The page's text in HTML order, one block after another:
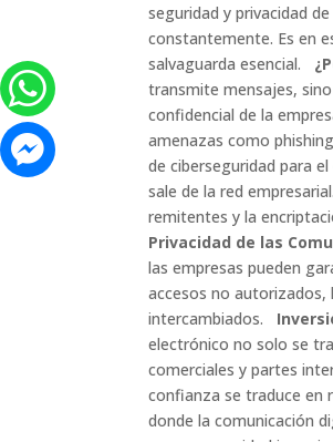
seguridad y privacidad
constantemente. Es en
salvaguarda esencial.
transmite mensajes,
confidencial de la
amenazas como
de ciberseguridad para
sale de la red
remitentes y la
Privacidad de las
las empresas pueden
accesos no autorizados,
intercambiados.
electrónico no solo se
comerciales y partes
confianza se traduce en
donde la comunicación